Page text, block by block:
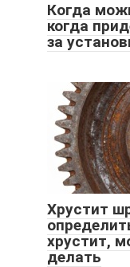
Когда
когда
за
Хрустит
хрустит,
делать